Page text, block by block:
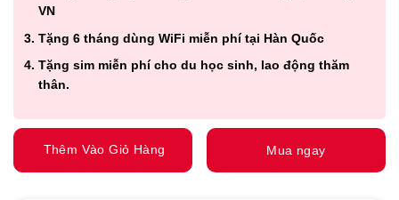
VN
Tặng 6 tháng dùng WiFi miễn phí tại Hàn Quốc
Tặng sim miễn phí cho du học sinh, lao động thăm
thân.
Thêm Vào Giỏ Hàng Mua ngay